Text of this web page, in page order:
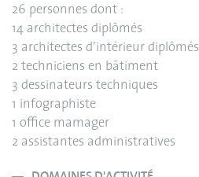
26 personnes dont :
14 architectes diplômés
3 architectes d’intérieur diplômés
2 techniciens en bâtiment
3 dessinateurs techniques
1 infographiste
1 office mamager
2 assistantes administratives